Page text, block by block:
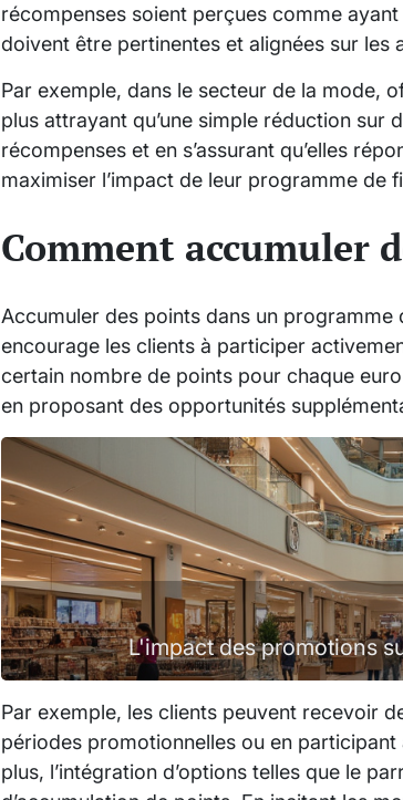
récompenses soient perçues comme
doivent être pertinentes et alignées sur les
Par exemple, dans le secteur de la mode,
plus attrayant qu’une simple réduction
récompenses et en s’assurant qu’elles
maximiser l’impact de leur programme de
Comment accumuler
Accumuler des points dans un
encourage les clients à participer
certain nombre de points pour chaque
en proposant des opportunités
L'impact des promotions
Par exemple, les clients peuvent recevoir
périodes promotionnelles ou en
plus, l’intégration d’options telles que le